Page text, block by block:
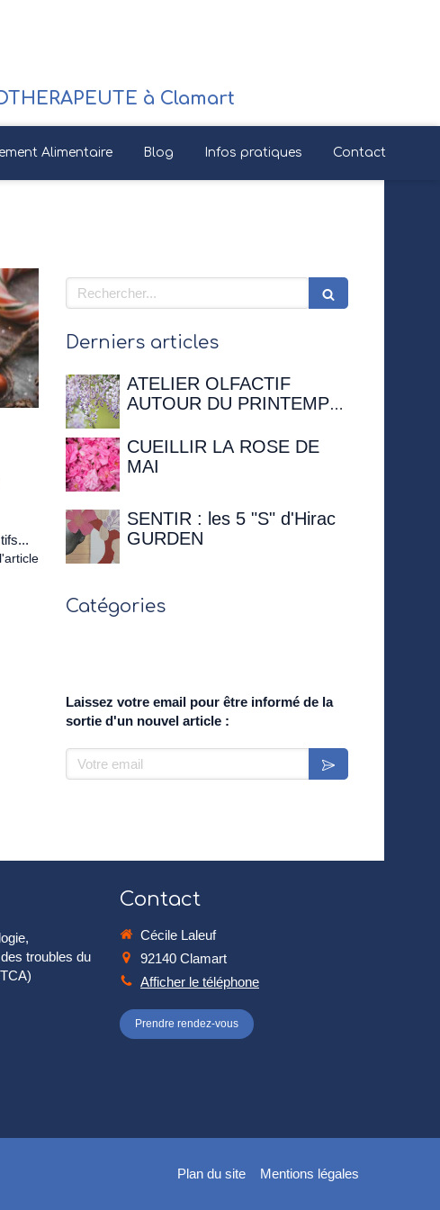
à Clamart
Alimentaire Blog Infos pratiques Contact
Rechercher
Derniers articles
ATELIER OLFACTIF
AUTOUR DU PRINTEMPS
Maison de Chateaubriand
CUEILLIR LA ROSE DE
MAI
SENTIR : les 5 "S" d'Hirac
GURDEN
Catégories
Laissez votre email pour être informé de la
sortie d'un nouvel article :
Votre email
troubles du
Contact
Cécile Laleuf
92140 Clamart
Afficher le téléphone
Prendre rendez-vous
Plan du site Mentions légales